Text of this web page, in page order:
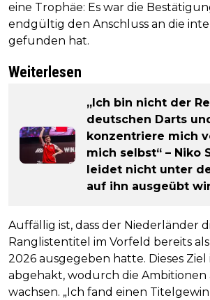
eine Trophäe: Es war die
endgültig den Anschluss an die
gefunden hat.
Weiterlesen
„Ich bin nicht der
deutschen Darts
konzentriere mich
mich selbst“ – Niko
leidet nicht unter
auf ihn ausgeübt
Auffällig ist, dass der Niederländer
Ranglistentitel im Vorfeld bereits
2026 ausgegeben hatte. Dieses Ziel
abgehakt, wodurch die Ambitionen
wachsen. „Ich fand einen